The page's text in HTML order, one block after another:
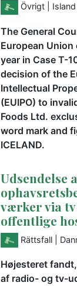
Övrigt | Island
The General
European
year in Case T-
decision of the
Intellectual
(EUIPO) to
Foods Ltd.
word mark and
ICELAND.
Udsendelse
værker via
offentlige
Rättsfall |
Højesteret
af radio- og tv-